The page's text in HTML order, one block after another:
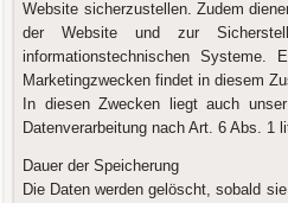
Website sicherzustellen. Zudem
der Website und zur
informationstechnischen Systeme.
Marketingzwecken findet in diesem
In diesen Zwecken liegt auch
Datenverarbeitung nach Art. 6 Abs. 1
Dauer der Speicherung
Die Daten werden gelöscht, sobald